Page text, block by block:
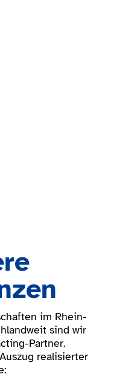
im Rhein-
sind wir
Partner.
realisierter